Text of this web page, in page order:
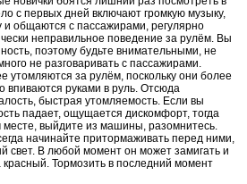
с первых дней включают громкую музыку,
и общаются с пассажирами, регулярно
неправильное поведение за рулём. Вы
поэтому будьте внимательными, не
не разговаривать с пассажирами.
утомляются за рулём, поскольку они более
впиваются руками в руль. Отсюда
быстрая утомляемость. Если вы
падает, ощущается дискомфорт, тогда
месте, выйдите из машины, разомнитесь.
начинайте притормаживать перед ними,
свет. В любой момент он может замигать и
красный. Тормозить в последний момент